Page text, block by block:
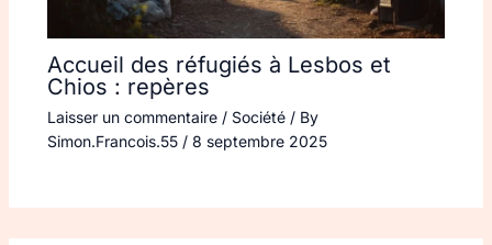
Accueil des réfugiés à Lesbos et
Chios : repères
Laisser un commentaire / Société/ By
Simon.Francois.55 / 8 septembre 2025